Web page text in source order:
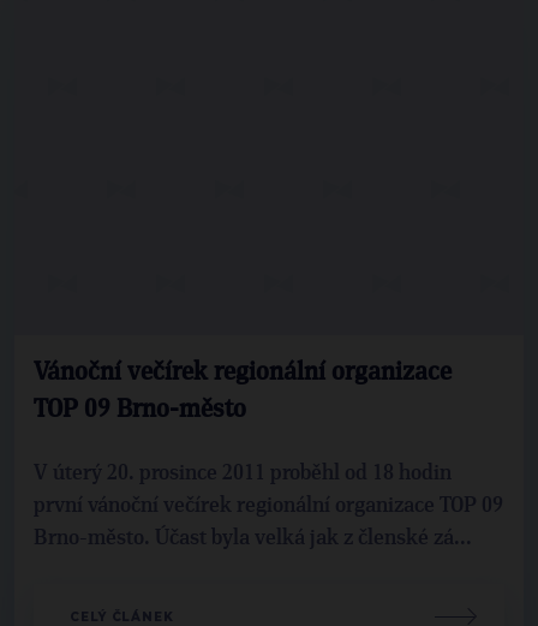
Vánoční večírek regionální organizace
TOP 09 Brno-město
V úterý 20. prosince 2011 proběhl od 18 hodin
první vánoční večírek regionální organizace TOP 09
Brno-město. Účast byla velká jak z členské zá...
CELÝ ČLÁNEK